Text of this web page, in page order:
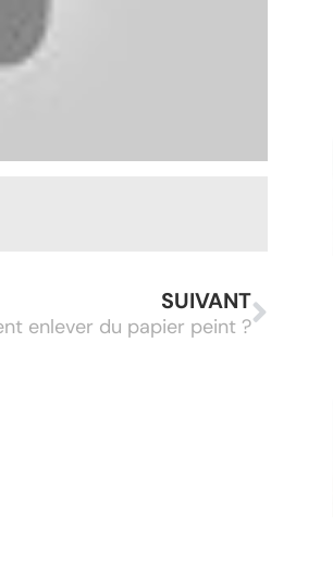
SUIVANT
enlever du papier peint ?